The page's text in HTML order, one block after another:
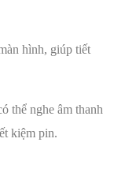
hình, giúp tiết
thể nghe âm thanh
kiệm pin.